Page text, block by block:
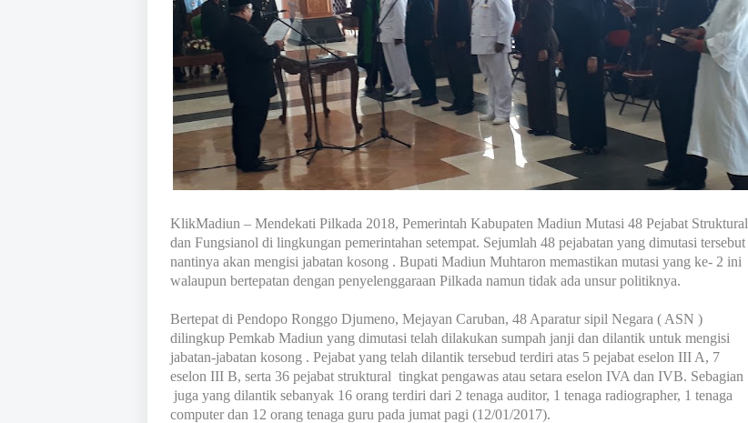
KlikMadiun – Mendekati Pilkada 2018, Pemerintah Kabupaten Madiun Mutasi 48 Pejabat Struktural
dan Fungsianol di lingkungan pemerintahan setempat. Sejumlah 48 pejabatan yang dimutasi tersebut
nantinya akan mengisi jabatan kosong . Bupati Madiun Muhtaron memastikan mutasi yang ke- 2 ini
walaupun bertepatan dengan penyelenggaraan Pilkada namun tidak ada unsur politiknya.
Bertepat di Pendopo Ronggo Djumeno, Mejayan Caruban, 48 Aparatur sipil Negara ( ASN )
dilingkup Pemkab Madiun yang dimutasi telah dilakukan sumpah janji dan dilantik untuk mengisi
jabatan-jabatan kosong . Pejabat yang telah dilantik tersebud terdiri atas 5 pejabat eselon III A, 7
eselon III B, serta 36 pejabat struktural tingkat pengawas atau setara eselon IVA dan IVB. Sebagian
juga yang dilantik sebanyak 16 orang terdiri dari 2 tenaga auditor, 1 tenaga radiographer, 1 tenaga
computer dan 12 orang tenaga guru pada jumat pagi (12/01/2017).